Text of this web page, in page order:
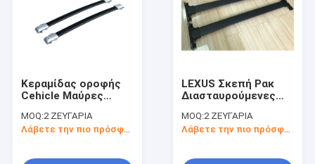
Κεραμίδας οροφής
Cehicle Μαύρες
ράβδοι οροφής από
αλουμίνιο για Lexus
MOQ:2 ΖΕΥΓΑΡΙΑ
Λάβετε την πιο πρόσφατη τιμή
LEXUS Σκεπή Ρακ
Διασταυρούμενες
αλουμίνιο Εξωτερικά
εξαρτήματα
μαύρο
MOQ:2 ΖΕΥΓΑΡΙΑ
Λάβετε την πιο πρόσφατη τιμή